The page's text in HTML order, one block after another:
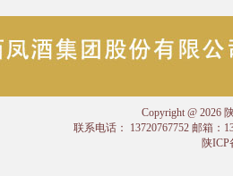
Copyright @ 2026
联系电话： 13720767752 邮箱：
陕ICP